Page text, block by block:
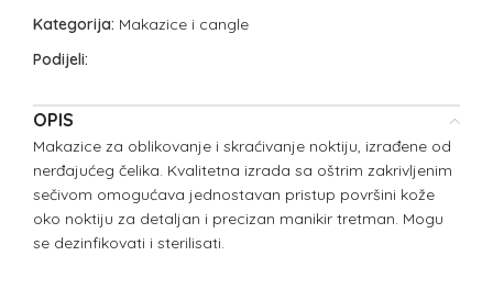
Kategorija: Makazice i cangle
Podijeli:
OPIS
Makazice za oblikovanje i skraćivanje noktiju, izrađene od
nerđajućeg čelika. Kvalitetna izrada sa oštrim zakrivljenim
sečivom omogućava jednostavan pristup površini kože
oko noktiju za detaljan i precizan manikir tretman. Mogu
se dezinfikovati i sterilisati.